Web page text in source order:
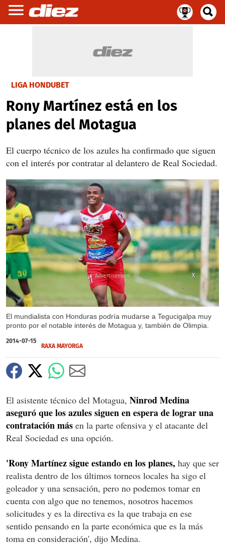
LIGA HONDUBET
Rony Martínez está en los
planes del Motagua
El cuerpo técnico de los azules ha confirmado que siguen
con el interés por contratar al delantero de Real Sociedad.
El mundialista con Honduras podría mudarse a Tegucigalpa muy
pronto por el notable interés de Motagua y, también de Olimpia.
X
2014-07-15
RAXA MAYORGA
El asistente técnico del Motagua, Ninrod Medina
aseguró que los azules siguen en espera de lograr una
contratación más en la parte ofensiva y el atacante del
Real Sociedad es una opción.
'Rony Martínez sigue estando en los planes, hay que ser
realista dentro de los últimos torneos locales ha sigo el
goleador y una sensación, pero no podemos tomar en
cuenta con algo que no tenemos, nosotros hacemos
solicitudes y es la directiva es la que trabaja en ese
sentido pensando en la parte económica que es la más
toma en consideración', dijo Medina.